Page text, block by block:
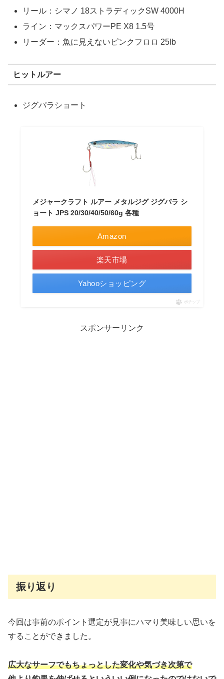
リール：シマノ 18ストラディックSW 4000H
ライン：マックスパワーPE X8 1.5号
リーダー：魚に見えないピンクフロロ 25lb
ヒットルアー
ジグパラショート
メジャークラフト ルアー メタルジグ ジグパラ シ
ョート JPS 20/30/40/50/60g 各種
Amazon
楽天市場
Yahooショッピング
ポチップ
スポンサーリンク
振り返り
今回は事前のポイント選定が見事にハマり美味しい思いを
することができました。
広大なサーフでもちょっとした変化や気づき次第で